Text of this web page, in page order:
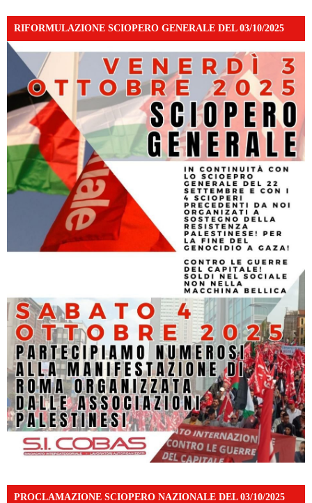
RIFORMULAZIONE SCIOPERO GENERALE DEL 03/10/2025
PROCLAMAZIONE SCIOPERO NAZIONALE DEL 03/10/2025